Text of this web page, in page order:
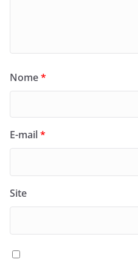
Nome*
E-mail*
Site